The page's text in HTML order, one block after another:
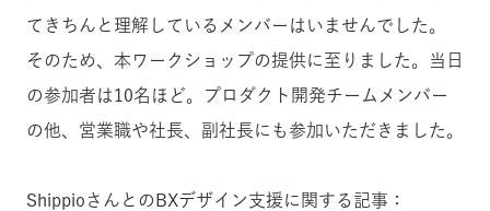
てきちんと理解しているメンバーはいませんでした。
そのため、本ワークショップの提供に至りました。当日
の参加者は10名ほど。プロダクト開発チームメンバー
の他、営業職や社長、副社長にも参加いただきました。
ShippioさんとのBXデザイン支援に関する記事：